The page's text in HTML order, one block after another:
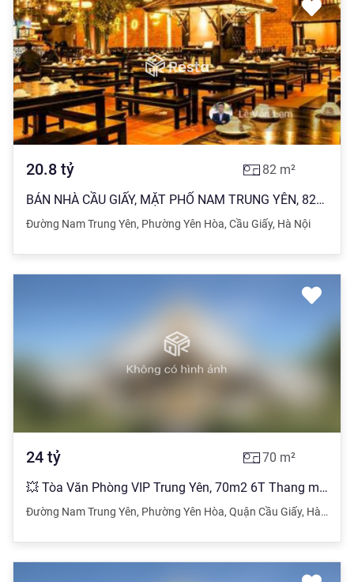
20.8 tỷ 82 m²
BÁN NHÀ CẦU GIẤY, MẶT PHỐ NAM TRUNG YÊN, 82*5, MT5, VỈA HÈ 2 BÊN, ÔTÔ DỪNG ĐỖ NGÀY ĐÊM NHỈNH 20.8TỶ
Đường Nam Trung Yên, Phường Yên Hòa, Cầu Giấy, Hà Nội
24 tỷ 70 m²
💥 Tòa Văn Phòng VIP Trung Yên, 70m2 6T Thang máy MT 5.2m, Chỉ 24 Tỷ 💥
Đường Nam Trung Yên, Phường Yên Hòa, Quận Cầu Giấy, Hà Nội